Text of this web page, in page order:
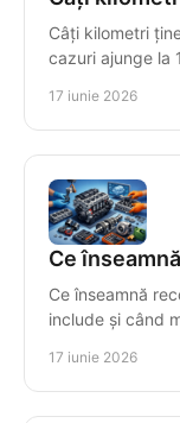
Câți kilometri
cazuri ajunge la
17 iunie 2026
Ce
Ce înseamnă
include și când
17 iunie 2026